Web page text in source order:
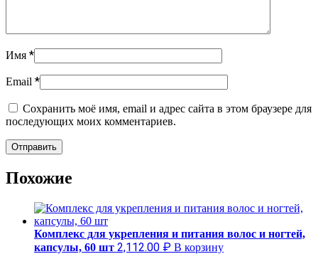
Имя *
Email *
Сохранить моё имя, email и адрес сайта в этом браузере для
последующих моих комментариев.
Похожие
Комплекс для укрепления и питания волос и ногтей,
капсулы, 60 шт 2,112.00 ₽ В корзину